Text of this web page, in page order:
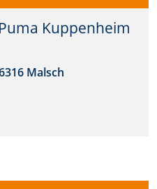
Kuppenheim
Malsch